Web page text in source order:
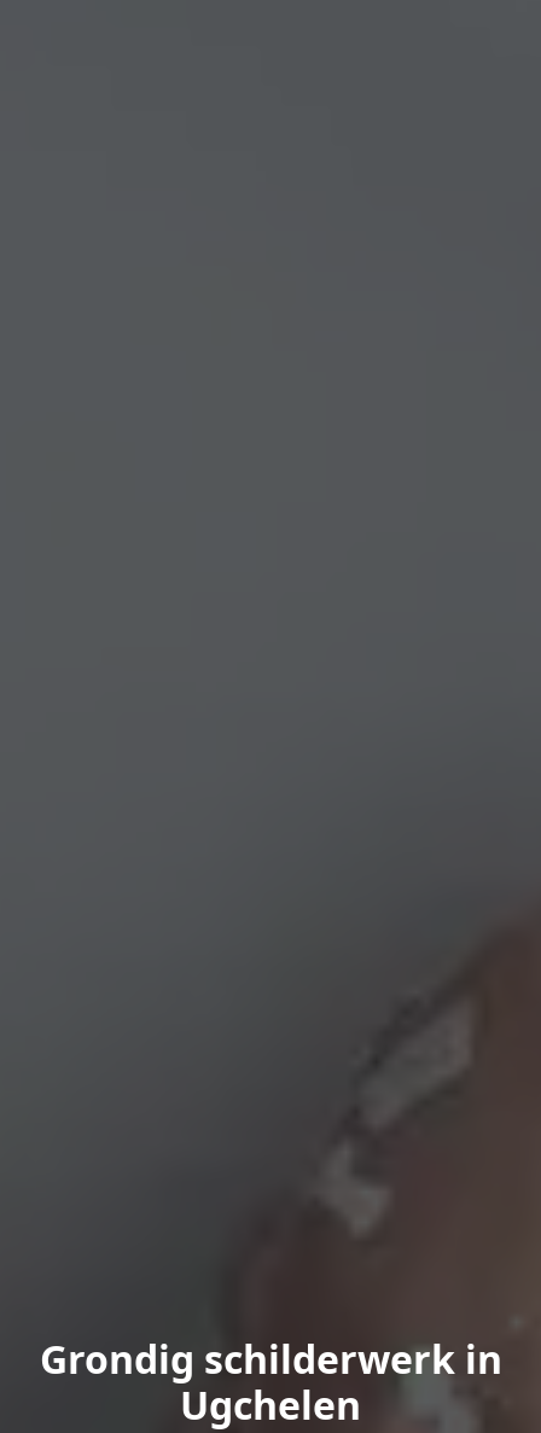
Grondig schilderwerk in
Ugchelen